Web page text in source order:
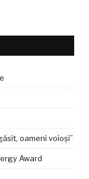
oameni voioși”
Award